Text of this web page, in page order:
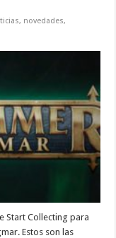
, novedades,
Start Collecting para
Estos son las